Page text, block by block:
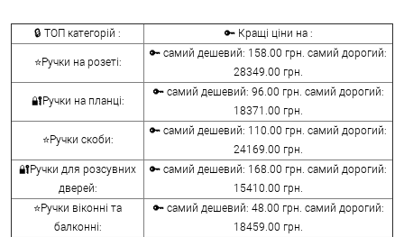
🔒 ТОП категорій : 🔑 Кращі ціни на :
⭐Ручки на розеті:
🔑 самий дешевий: 158.00 грн. самий дорогий:
28349.00 грн.
🔐Ручки на планці:
🔑 самий дешевий: 96.00 грн. самий дорогий:
18371.00 грн.
⭐Ручки скоби:
🔑 самий дешевий: 110.00 грн. самий дорогий:
24169.00 грн.
🔐Ручки для розсувних
дверей:
🔑 самий дешевий: 168.00 грн. самий дорогий:
15410.00 грн.
⭐Ручки віконні та
балконні:
🔑 самий дешевий: 48.00 грн. самий дорогий:
18459.00 грн.